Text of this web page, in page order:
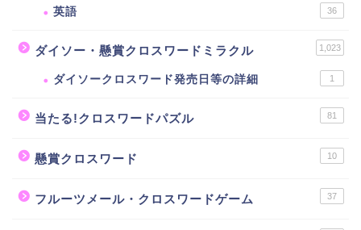
英語 36
ダイソー・懸賞クロスワードミラクル 1,023
ダイソークロスワード発売日等の詳細 1
当たる!クロスワードパズル 81
懸賞クロスワード 10
フルーツメール・クロスワードゲーム 37